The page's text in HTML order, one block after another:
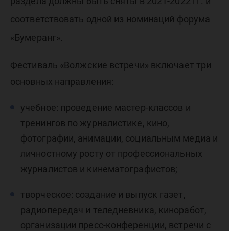
соответствовать одной из номинаций форума
«Бумеранг».
Фестиваль «Волжские встречи» включает три
основных направления:
учебное: проведение мастер-классов и
тренингов по журналистике, кино,
фотографии, анимации, социальным медиа и
личностному росту от профессиональных
журналистов и кинематографистов;
творческое: создание и выпуск газет,
радиопередач и теледневника, киноработ,
организации пресс-конференции, встречи с